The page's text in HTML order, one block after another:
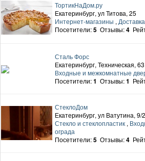
ТортикНаДом.ру
Екатеринбург, ул Титова, 25
Интернет-магазины ,
Посетители:5 Отзывы:4
Сталь Форс
Екатеринбург, Техническая, 63
Входные и межкомнатные
Посетители:1 Отзывы:1
СтеклоДом
Екатеринбург, ул Ватутина, 9/2
Стекло и стеклопластик ,
ограда
Посетители:5 Отзывы:4